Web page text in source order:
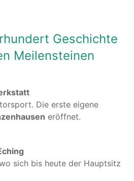
Geschichte
Meilensteinen
Die erste eigene
eröffnet.
sich bis heute der Hauptsitz